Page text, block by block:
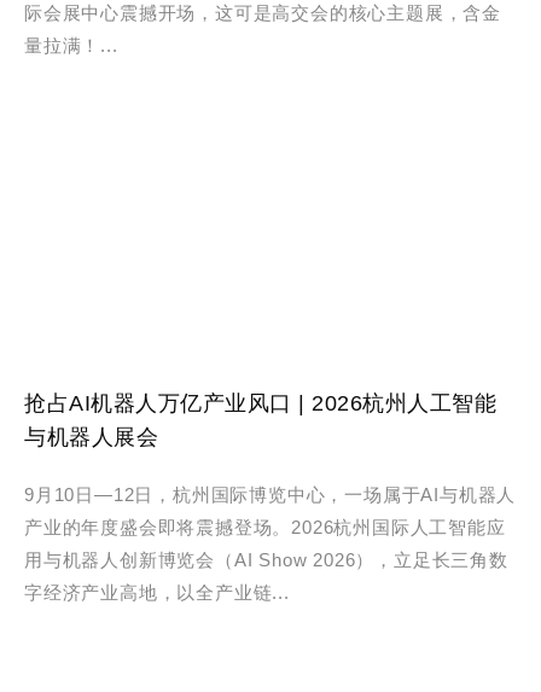
际会展中心震撼开场，这可是高交会的核心主题展，含金
量拉满！...
抢占AI机器人万亿产业风口 | 2026杭州人工智能
与机器人展会
9月10日—12日，杭州国际博览中心，一场属于AI与机器人
产业的年度盛会即将震撼登场。2026杭州国际人工智能应
用与机器人创新博览会（AI Show 2026），立足长三角数
字经济产业高地，以全产业链...